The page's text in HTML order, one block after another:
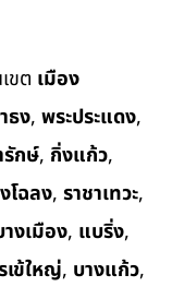
ขต เมือง
ธง, พระประแดง,
รักษ์, กิ่งแก้ว,
โฉลง, ราชาเทวะ,
งเมือง, แบริ่ง,
เข้ใหญ่, บางแก้ว,